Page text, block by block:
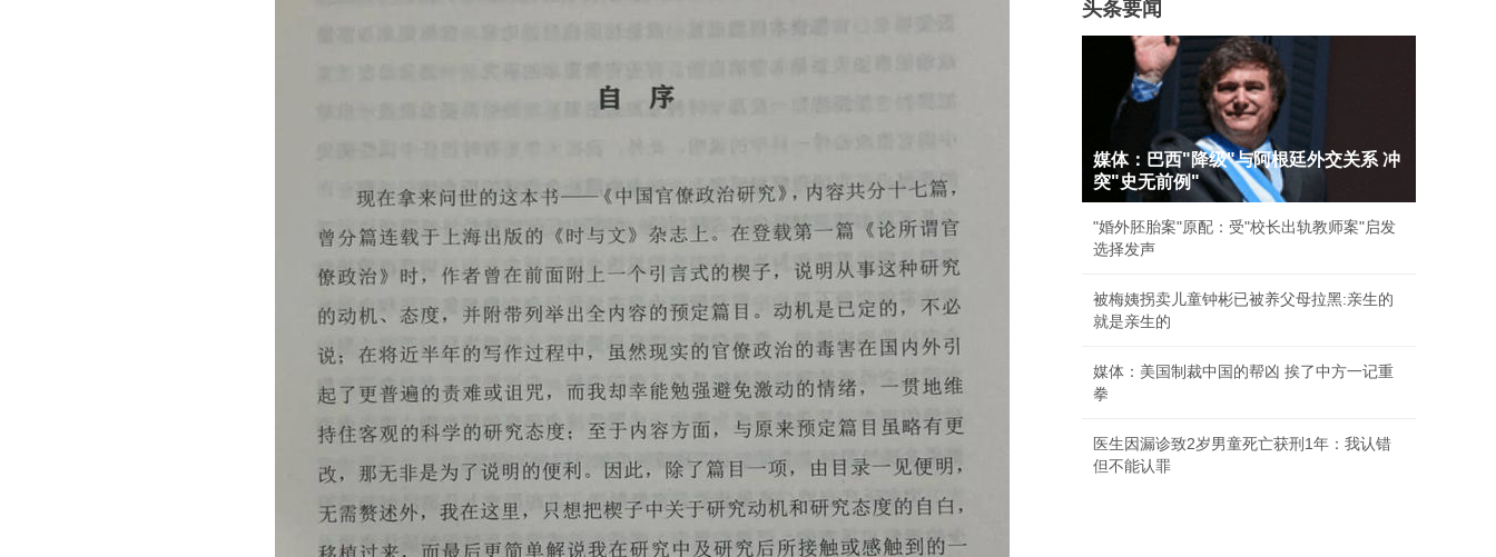
头条要闻
媒体：巴西"降级"与阿根廷外交关系 冲
突"史无前例"
"婚外胚胎案"原配：受"校长出轨教师案"启发
选择发声
被梅姨拐卖儿童钟彬已被养父母拉黑:亲生的
就是亲生的
媒体：美国制裁中国的帮凶 挨了中方一记重
拳
医生因漏诊致2岁男童死亡获刑1年：我认错
但不能认罪